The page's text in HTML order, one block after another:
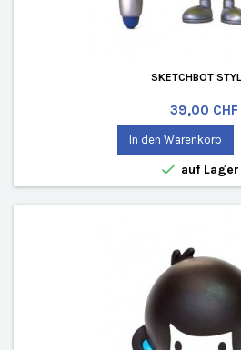
SKETCHBOT
Preis
39,00 CHF
In den Warenkorb
 auf Lager